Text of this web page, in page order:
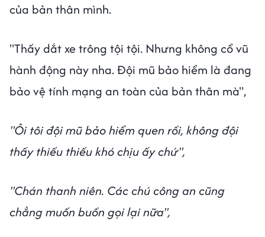
của bản thân mình.
"Thấy dắt xe trông tội tội. Nhưng không cổ vũ
hành động này nha. Đội mũ bảo hiểm là đang
bảo vệ tính mạng an toàn của bản thân mà",
"Ôi tôi đội mũ bảo hiểm quen rồi, không đội
thấy thiếu thiếu khó chịu ấy chứ",
"Chán thanh niên. Các chú công an cũng
chẳng muốn buồn gọi lại nữa",